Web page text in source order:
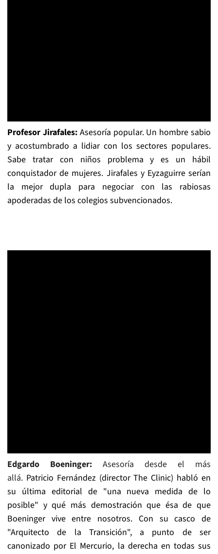
Profesor Jirafales:Asesoría popular. Un hombre sabio
y acostumbrado a lidiar con los sectores populares.
Sabe tratar con niños problema y es un hábil
conquistador de mujeres. Jirafales y Eyzaguirre serían
la mejor dupla para negociar con las rabiosas
apoderadas de los colegios subvencionados.
Edgardo Boeninger: Asesoría desde el más
allá. Patricio Fernández (director The Clinic) habló en
su última editorial de "una nueva medida de lo
posible" y qué más demostración que ésa de que
Boeninger vive entre nosotros. Con su casco de
"Arquitecto de la Transición", a punto de ser
canonizado por El Mercurio, la derecha en todas sus